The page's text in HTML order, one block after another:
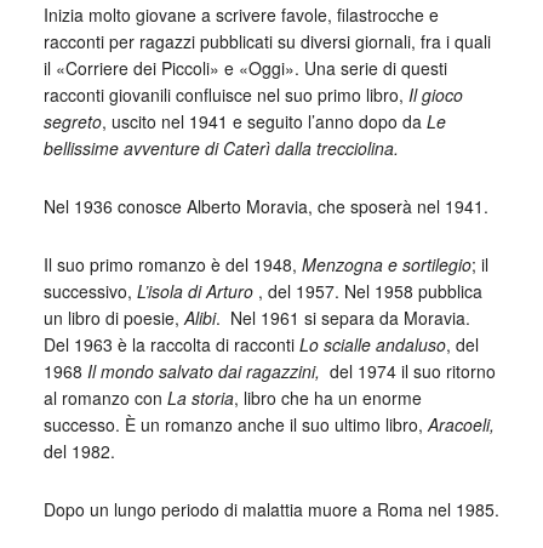
Inizia molto giovane a scrivere favole, filastrocche e
racconti per ragazzi pubblicati su diversi giornali, fra i quali
il «Corriere dei Piccoli» e «Oggi». Una serie di questi
racconti giovanili confluisce nel suo primo libro, Il gioco
segreto, uscito nel 1941 e seguito l’anno dopo da Le
bellissime avventure di Caterì dalla trecciolina.
Nel 1936 conosce Alberto Moravia, che sposerà nel 1941.
Il suo primo romanzo è del 1948, Menzogna e sortilegio; il
successivo, L’isola di Arturo, del 1957. Nel 1958 pubblica
un libro di poesie, Alibi. Nel 1961 si separa da Moravia.
Del 1963 è la raccolta di racconti Lo scialle andaluso, del
1968 Il mondo salvato dai ragazzini, del 1974 il suo ritorno
al romanzo con La storia, libro che ha un enorme
successo. È un romanzo anche il suo ultimo libro, Aracoeli,
del 1982.
Dopo un lungo periodo di malattia muore a Roma nel 1985.